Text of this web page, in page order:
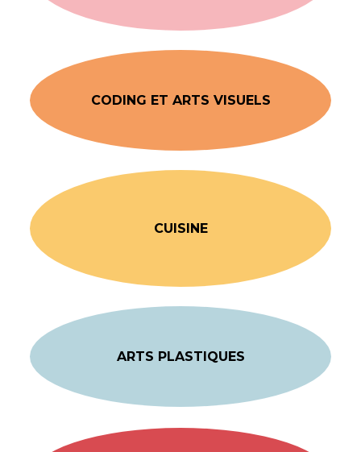
CODING ET ARTS VISUELS
CUISINE
ARTS PLASTIQUES